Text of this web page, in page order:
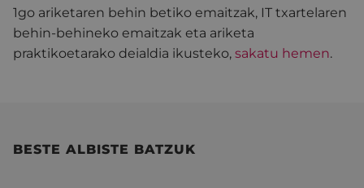
1go ariketaren behin betiko emaitzak, IT txartelaren
behin-behineko emaitzak eta ariketa
praktikoetarako deialdia ikusteko, sakatu hemen.
BESTE ALBISTE BATZUK